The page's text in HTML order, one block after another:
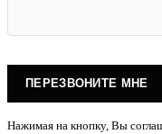
Нажимая на кнопку, Вы